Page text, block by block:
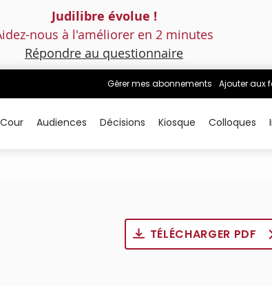
Judilibre évolue !
nous à l'améliorer en 2 minutes
Répondre au questionnaire
Gérer mes abonnements Ajouter aux
Audiences Décisions Kiosque Colloques
TÉLÉCHARGER PDF